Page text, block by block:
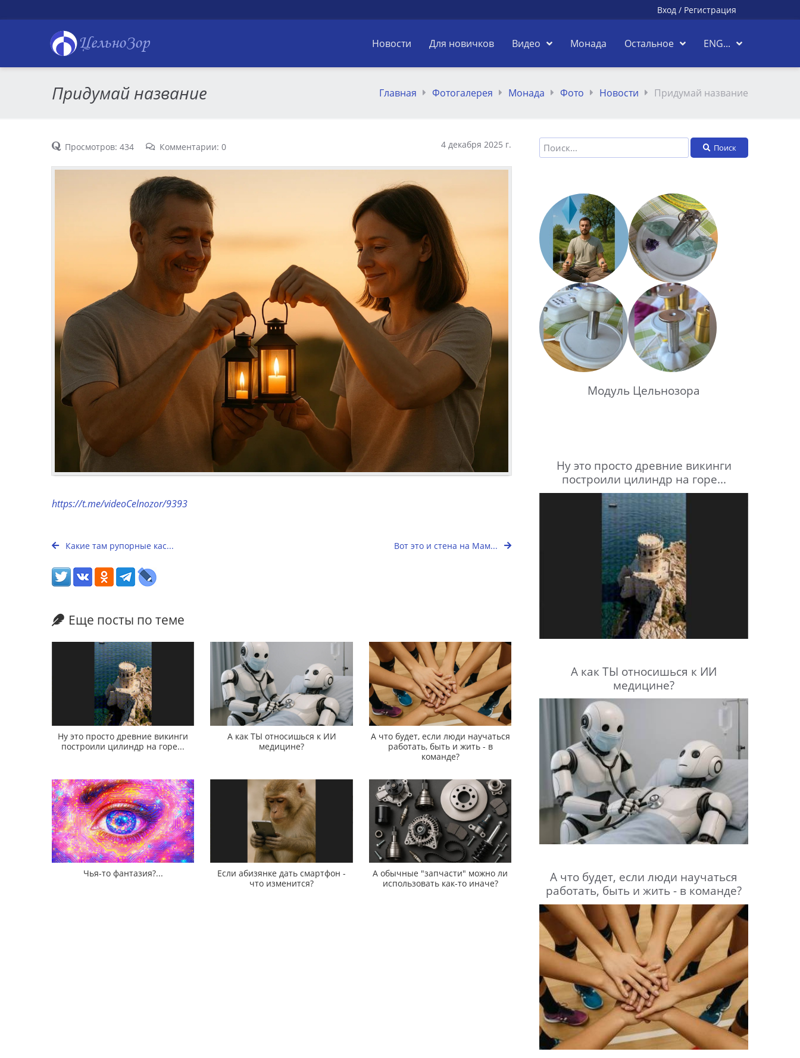
Вход / Регистрация
ЦельноЗор Новости Для новичков Видео Монада Остальное ENG...
Придумай название Главная Фотогалерея Монада Фото Новости Придумай название
Просмотров: 434 Комментарии: 0 4 декабря 2025 г.
https://t.me/videoCelnozor/9393
Какие там рупорные кас... Вот это и стена на Мам...
Еще посты по теме
Ну это просто древние викинги
построили цилиндр на горе...
А как ТЫ относишься к ИИ
медицине?
А что будет, если люди научаться
работать, быть и жить - в
команде?
Чья-то фантазия?...
Если абизянке дать смартфон -
что изменится?
А обычные "запчасти" можно ли
использовать как-то иначе?
Поиск
Модуль Цельнозора
Ну это просто древние викинги
построили цилиндр на горе...
А как ТЫ относишься к ИИ
медицине?
А что будет, если люди научаться
работать, быть и жить - в команде?